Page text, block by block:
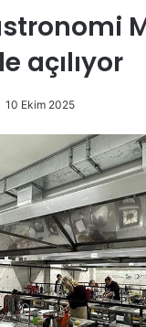
açılıyor
10 Ekim 2025